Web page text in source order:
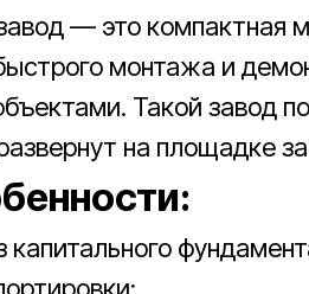
— это компактная
монтажа и
Такой завод
на площадке